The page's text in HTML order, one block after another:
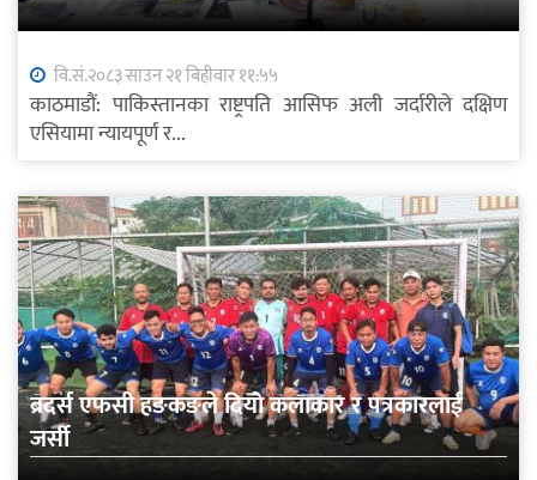
वि.सं.२०८३ साउन २१ बिहीवार ११:५५
काठमाडौं: पाकिस्तानका राष्ट्रपति आसिफ अली जर्दारीले दक्षिण
एसियामा न्यायपूर्ण र...
ब्रदर्स एफसी हङकङले दियो कलाकार र पत्रकारलाई
जर्सी